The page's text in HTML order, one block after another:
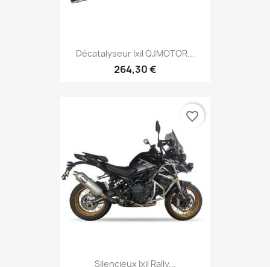
Décatalyseur Ixil QJMOTOR...
264,30 €
Silencieux Ixil Rally...
favorite_border